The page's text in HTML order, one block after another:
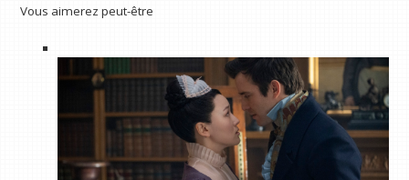
Vous aimerez peut-être